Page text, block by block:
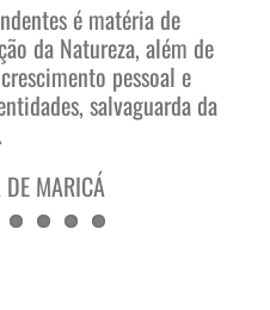
é matéria de
da Natureza, além de
pessoal e
salvaguarda da
DE MARICÁ